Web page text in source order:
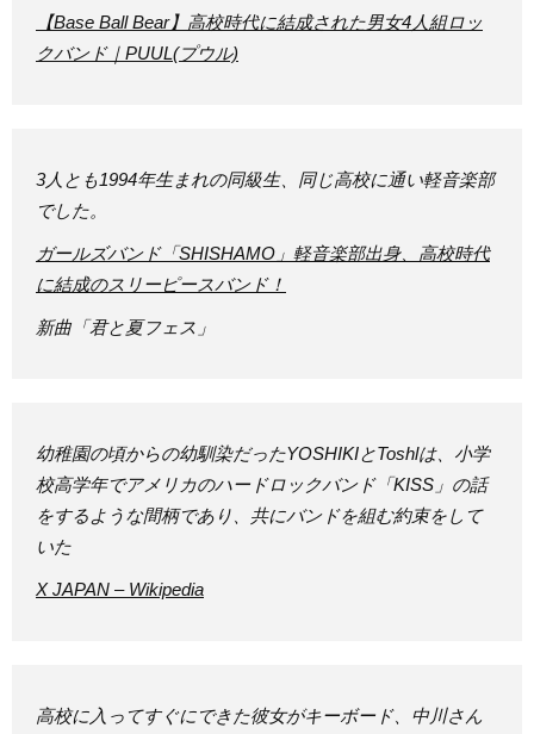
【Base Ball Bear】高校時代に結成された男女4人組ロッ
クバンド｜PUUL(プウル)
3人とも1994年生まれの同級生、同じ高校に通い軽音楽部
でした。
ガールズバンド「SHISHAMO」軽音楽部出身、高校時代
に結成のスリーピースバンド！
新曲「君と夏フェス」
幼稚園の頃からの幼馴染だったYOSHIKIとToshlは、小学
校高学年でアメリカのハードロックバンド「KISS」の話
をするような間柄であり、共にバンドを組む約束をして
いた
X JAPAN – Wikipedia
高校に入ってすぐにできた彼女がキーボード、中川さん